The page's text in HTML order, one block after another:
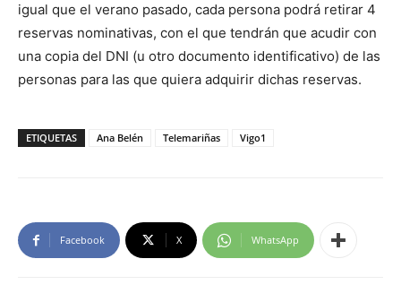
igual que el verano pasado, cada persona podrá retirar 4
reservas nominativas, con el que tendrán que acudir con
una copia del DNI (u otro documento identificativo) de las
personas para las que quiera adquirir dichas reservas.
ETIQUETAS Ana Belén Telemariñas Vigo1
Facebook X WhatsApp